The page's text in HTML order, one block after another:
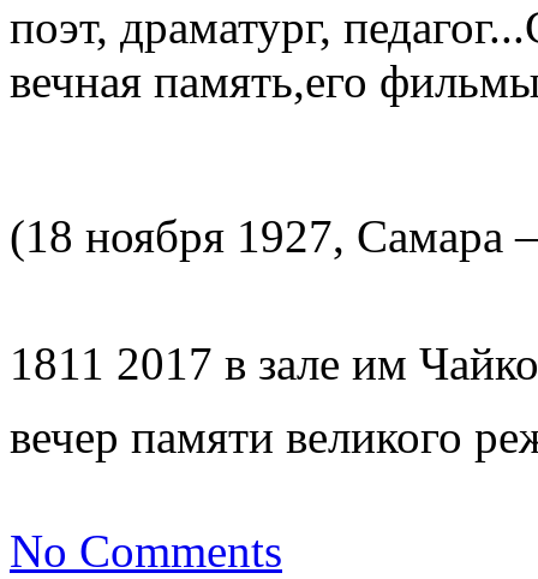
поэт, драматург,
вечная память,его
(18 ноября 1927,
1811 2017 в зале им
вечер памяти великого
No Comments